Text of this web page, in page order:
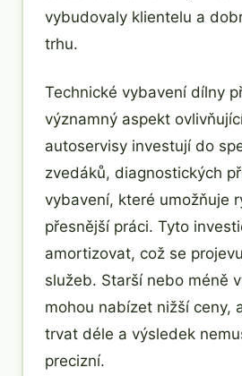
vybudovaly klientelu a
trhu.
Technické vybavení dílny
významný aspekt
autoservisy investují do
zvedáků, diagnostických
vybavení, které umožňuje
přesnější práci. Tyto
amortizovat, což se
služeb. Starší nebo méně
mohou nabízet nižší ceny,
trvat déle a výsledek
precizní.